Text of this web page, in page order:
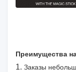
Преимущества
1. Заказы